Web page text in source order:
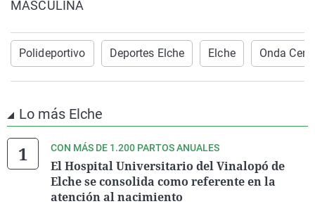
MASCULINA
Polideportivo Deportes Elche Elche Onda
Lo más Elche
CON MÁS DE 1.200 PARTOS ANUALES
El Hospital Universitario del Vinalopó de
Elche se consolida como referente en la
atención al nacimiento